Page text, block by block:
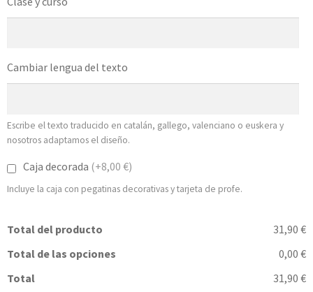
Cambiar lengua del texto
Escribe el texto traducido en catalán, gallego, valenciano o euskera y
nosotros adaptamos el diseño.
Caja decorada (+8,00 €)
Incluye la caja con pegatinas decorativas y tarjeta de profe.
Total del producto
31,90 €
Total de las opciones
0,00 €
Total
31,90 €